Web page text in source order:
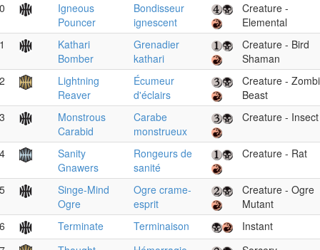
Igneous
Pouncer
Bondisseur
ignescent
Creature -
Elemental
Kathari
Bomber
Grenadier
kathari
Creature - Bird
Shaman
Lightning
Reaver
Écumeur
d'éclairs
Creature -
Beast
Monstrous
Carabid
Carabe
monstrueux
Creature - Insect
Sanity
Gnawers
Rongeurs de
sanité
Creature - Rat
Singe-Mind
Ogre
Ogre crame-
esprit
Creature - Ogre
Mutant
Terminate Terminaison
Instant